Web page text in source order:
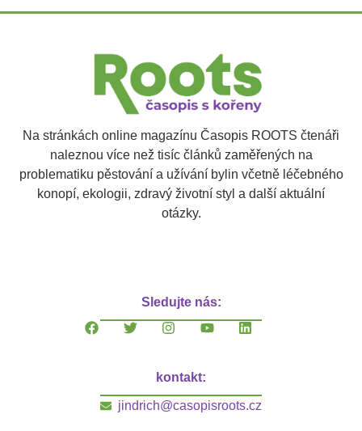
Na stránkách online magazínu Časopis ROOTS čtenáři
naleznou více než tisíc článků zaměřených na
problematiku pěstování a užívání bylin včetně léčebného
konopí, ekologii, zdravý životní styl a další aktuální
otázky.
Sledujte nás:
kontakt:
jindrich@casopisroots.cz